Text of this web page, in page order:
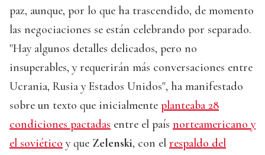
paz, aunque, por lo que ha trascendido, de momento
las negociaciones se están celebrando por separado.
"Hay algunos detalles delicados, pero no
insuperables, y requerirán más conversaciones entre
Ucrania, Rusia y Estados Unidos", ha manifestado
sobre un texto que inicialmente planteaba 28
condiciones pactadas entre el país norteamericano y
el soviético y que Zelenski, con el respaldo del